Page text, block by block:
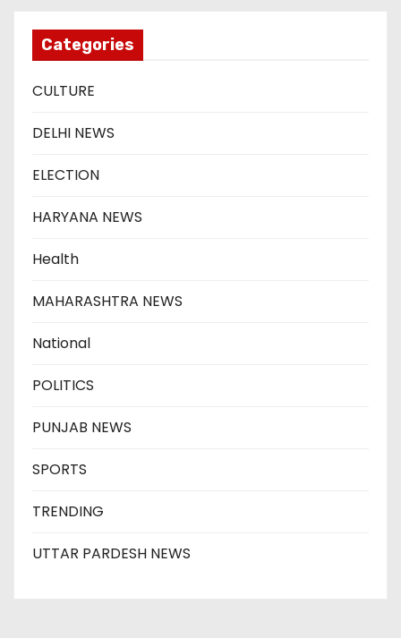
Categories
CULTURE
DELHI NEWS
ELECTION
HARYANA NEWS
Health
MAHARASHTRA NEWS
National
POLITICS
PUNJAB NEWS
SPORTS
TRENDING
UTTAR PARDESH NEWS